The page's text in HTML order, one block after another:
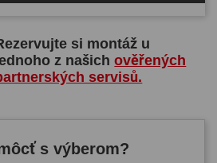
si montáž u
z našichověřených
servisů.
s výberom?